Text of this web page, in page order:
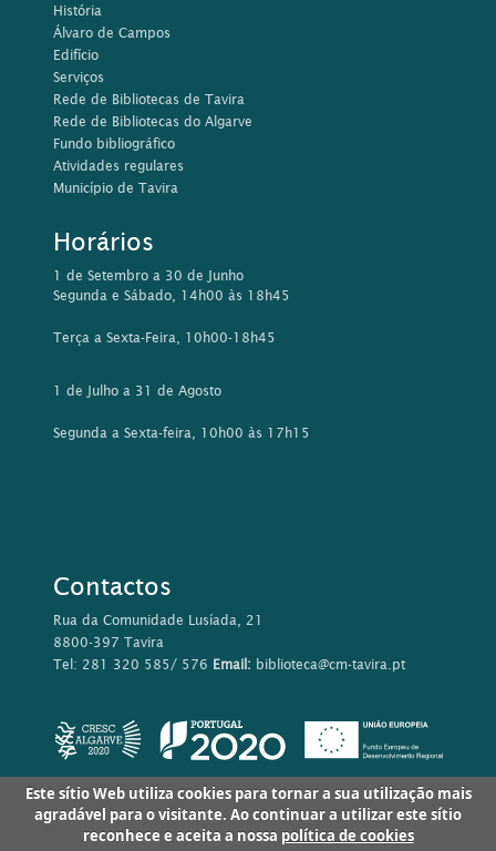
História
Álvaro de Campos
Edifício
Serviços
Rede de Bibliotecas de Tavira
Rede de Bibliotecas do Algarve
Fundo bibliográfico
Atividades regulares
Município de Tavira
Horários
1 de Setembro a 30 de Junho
Segunda e Sábado, 14h00 às 18h45
Terça a Sexta-Feira, 10h00-18h45
1 de Julho a 31 de Agosto
Segunda a Sexta-feira, 10h00 às 17h15
Contactos
Rua da Comunidade Lusíada, 21
8800-397 Tavira
Tel: 281 320 585/ 576 Email: biblioteca@cm-tavira.pt
Este sítio Web utiliza cookies para tornar a sua utilização mais
agradável para o visitante. Ao continuar a utilizar este sítio
reconhece e aceita a nossa política de cookies